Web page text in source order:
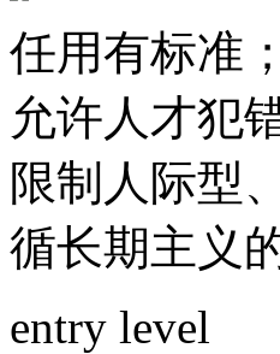
任用有标准
允许人才犯
限制人际型
循长期主义
entry level